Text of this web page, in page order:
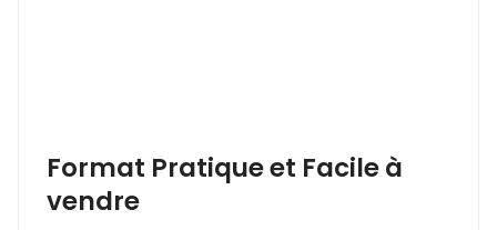
Format Pratique et Facile à
vendre